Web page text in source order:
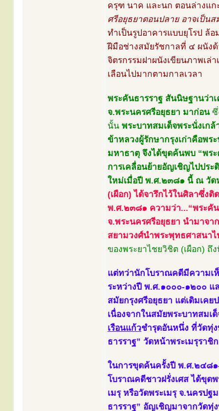
ครุฑ นาค และนก ตอนล่างแ
ศรีอยุธยาตอนปลาย อาจเป็นส
ทำเป็นรูปอาคารแบบยุโรป ล้
ฝีมือช่างสมัยรัชกาลที่ ๔ ผนัง
จิตรกรรมฝาผนังเขียนภาพเล่
เลือนไปมากตามกาลเวลา
พระคันธารราฐ สันนิษฐานว่า
จ.พระนครศรีอยุธยา มาก่อนซึ่
นั้น พระบาทสมเด็จพระนั่งเก
ข้าหลวงผู้รักษากรุงเก่าคือพ
มหาธาตุ จึงได้ขุดค้นพบ “พร
การเคลื่อนย้ายอัญเชิญไปประ
ใหม่เมื่อปี พ.ศ.๒๓๘๑ นี้ ณ วัด
(เผือก) ได้จารึกไว้ในศิลาซึ่ง
พ.ศ.๒๓๘๑ ความว่า...“พระคัน
จ.พระนครศรีอยุธยา นำมาจ
สยามวงศ์นำพระพุทธศาสนาไ
ของพระยาไชยวิชิต (เผือก)
แต่ทว่านักโบราณคดีมีความเ
ระหว่างปี พ.ศ.๑๐๐๐-๑๒๐๐
สมัยกรุงศรีอยุธยา แต่เดิมเค
เนื่องจากในสมัยพระบาทสมเ
เรือนแก้วชำรุดอันหนึ่ง ที่วัดทุ่ง
ธารราฐ” วัดหน้าพระเมรุรา
ในการขุดค้นครั้งปี พ.ศ.๒๔๘๑
โบราณคดีชาวฝรั่งเศส ได้ขุด
เมรุ หรือวัดพระเมรุ จ.นครป
ธารราฐ” อัญเชิญมาจากวัดทุ่